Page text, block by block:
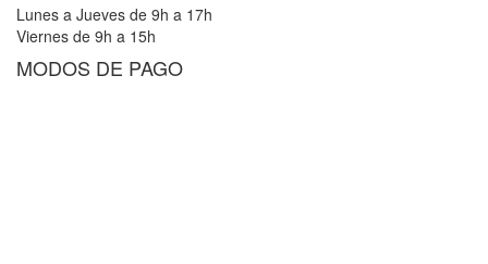
Lunes a Jueves de 9h a 17h
Viernes de 9h a 15h
MODOS DE PAGO